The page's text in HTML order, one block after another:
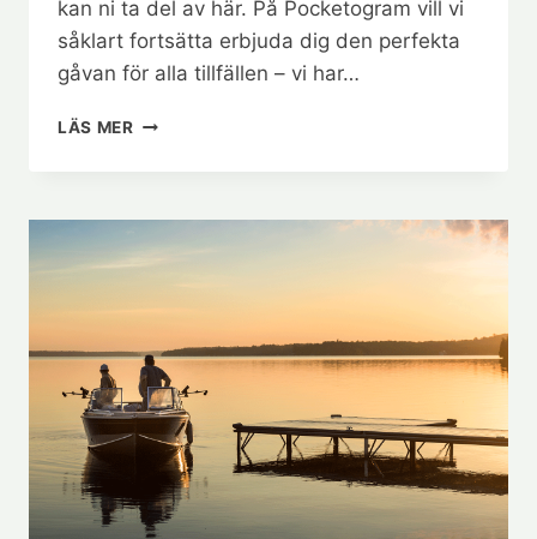
kan ni ta del av här. På Pocketogram vill vi
såklart fortsätta erbjuda dig den perfekta
gåvan för alla tillfällen – vi har…
LÄS MERNYA
GÅVOKORT!